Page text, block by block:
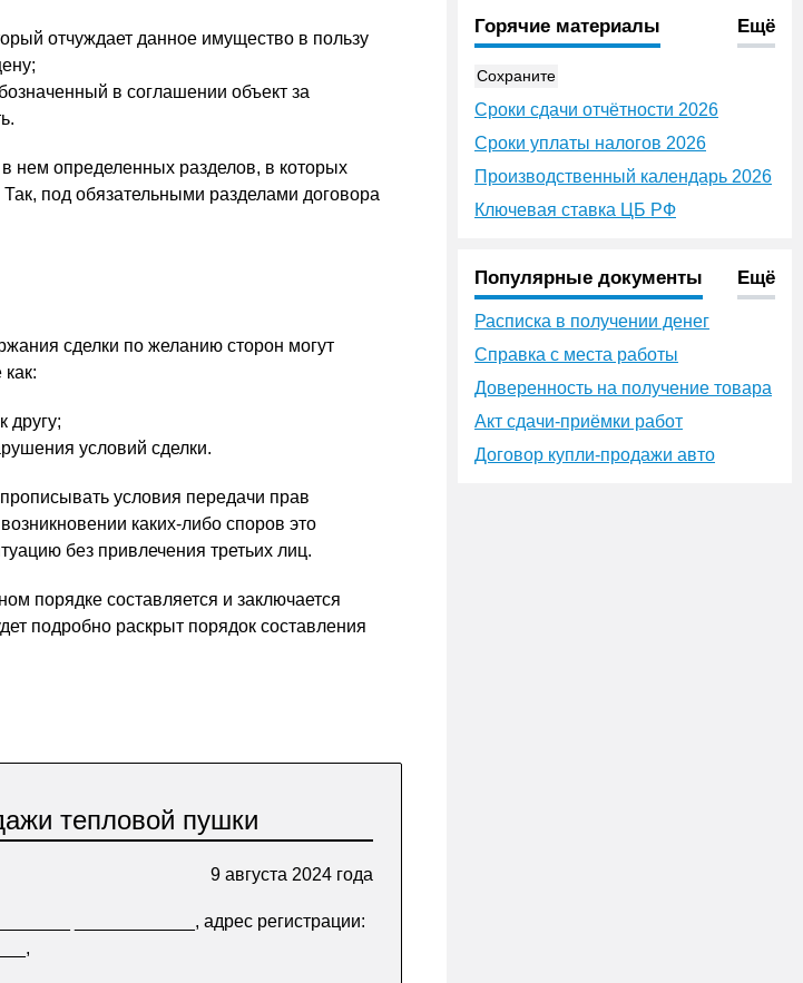
отчуждает данное имущество в пользу
в соглашении объект за
нем определенных разделов, в которых
под обязательными разделами договора
сделки по желанию сторон могут
другу;
условий сделки.
условия передачи прав
каких-либо споров это
без привлечения третьих лиц.
порядке составляется и заключается
подробно раскрыт порядок составления
тепловой пушки
9 августа 2024 года
____________, адрес регистрации:
Горячие материалы Ещё
Сохраните
Сроки сдачи отчётности 2026
Сроки уплаты налогов 2026
Производственный календарь 2026
Ключевая ставка ЦБ РФ
Популярные документы Ещё
Расписка в получении денег
Справка с места работы
Доверенность на получение товара
Акт сдачи-приёмки работ
Договор купли-продажи авто